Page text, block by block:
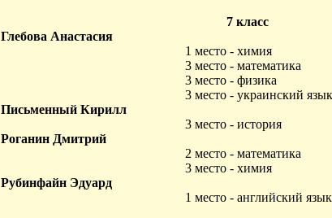
7 класс
Глебова Анастасия
1 место - химия
3 место - математика
3 место - физика
3 место - украинский язык
Письменный Кирилл
3 место - история
Роганин Дмитрий
2 место - математика
3 место - химия
Рубинфайн Эдуард
1 место - английский язык